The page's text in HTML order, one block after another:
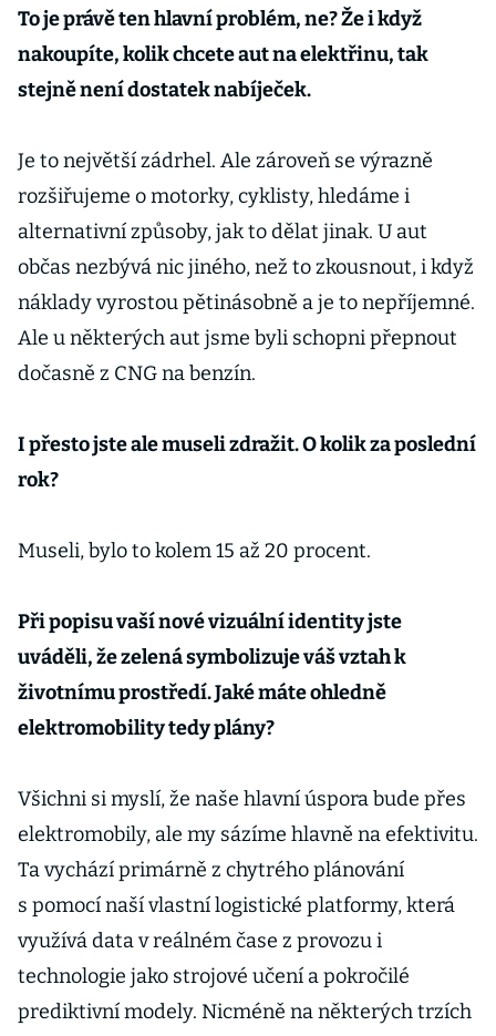
budou vozit
elektrické
dodávky
To je právě ten hlavní problém, ne? Že i když
nakoupíte, kolik chcete aut na elektřinu, tak
stejně není dostatek nabíječek.
Je to největší zádrhel. Ale zároveň se výrazně
rozšiřujeme o motorky, cyklisty, hledáme i
alternativní způsoby, jak to dělat jinak. U aut
občas nezbývá nic jiného, než to zkousnout, i když
náklady vyrostou pětinásobně a je to nepříjemné.
Ale u některých aut jsme byli schopni přepnout
dočasně z CNG na benzín.
I přesto jste ale museli zdražit. O kolik za poslední
rok?
Museli, bylo to kolem 15 až 20 procent.
Při popisu vaší nové vizuální identity jste
uváděli, že zelená symbolizuje váš vztah k
životnímu prostředí. Jaké máte ohledně
elektromobility tedy plány?
Všichni si myslí, že naše hlavní úspora bude přes
elektromobily, ale my sázíme hlavně na efektivitu.
Ta vychází primárně z chytrého plánování
s pomocí naší vlastní logistické platformy, která
využívá data v reálném čase z provozu i
technologie jako strojové učení a pokročilé
prediktivní modely. Nicméně na některých trzích